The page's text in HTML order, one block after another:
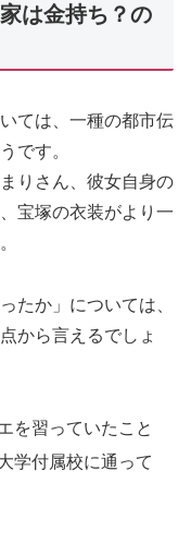
は金持ち？の
ては、一種の都市伝
です。
りさん、彼女自身の
宝塚の衣装がより一
たか」については、
から言えるでしょ
を習っていたこと
学付属校に通って